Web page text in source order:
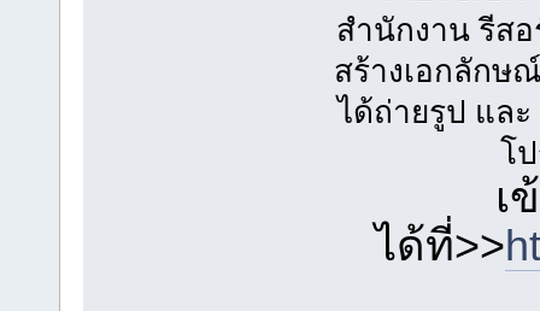
สำนักงาน รีส
สร้างเอกลักษ
ได้ถ่ายรูป แล
โ
เ
ได้ที่>>